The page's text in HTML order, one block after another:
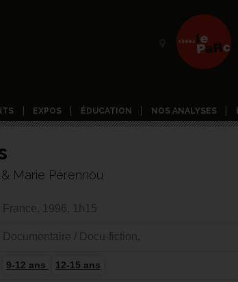
EXPOS ÉDUCATION NOS ANALYSES
Marie Pérennou
France, 1996, 1h15
Documentaire / Docu-fiction,
9-12 ans 12-15 ans